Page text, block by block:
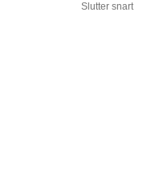
Slutter snart